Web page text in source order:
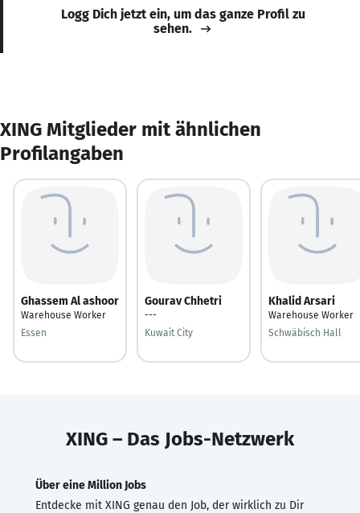
Logg Dich jetzt ein, um das ganze Profil zu
sehen.
XING Mitglieder mit ähnlichen
Profilangaben
Ghassem Al ashoor
Warehouse Worker
Essen
Gourav Chhetri
---
Kuwait City
Khalid Arsari
Warehouse Worker
Schwäbisch Hall
XING – Das Jobs-Netzwerk
Über eine Million Jobs
Entdecke mit XING genau den Job, der wirklich zu Dir